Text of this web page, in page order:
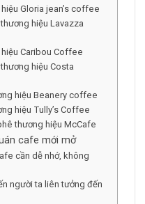
Gloria jean’s coffee
hiệu Lavazza
Caribou Coffee
hiệu Costa
hiệu Beanery coffee
hiệu Tully’s Coffee
thương hiệu McCafe
cafe mới mở
cần dễ nhớ, không
người ta liên tưởng đến